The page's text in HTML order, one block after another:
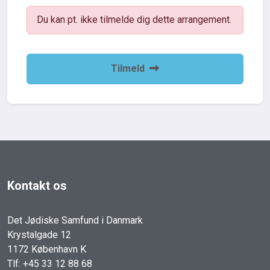
Du kan pt. ikke tilmelde dig dette arrangement.
Tilmeld
Kontakt os
Det Jødiske Samfund i Danmark
Krystalgade 12
1172 København K
Tlf: +45 33 12 88 68